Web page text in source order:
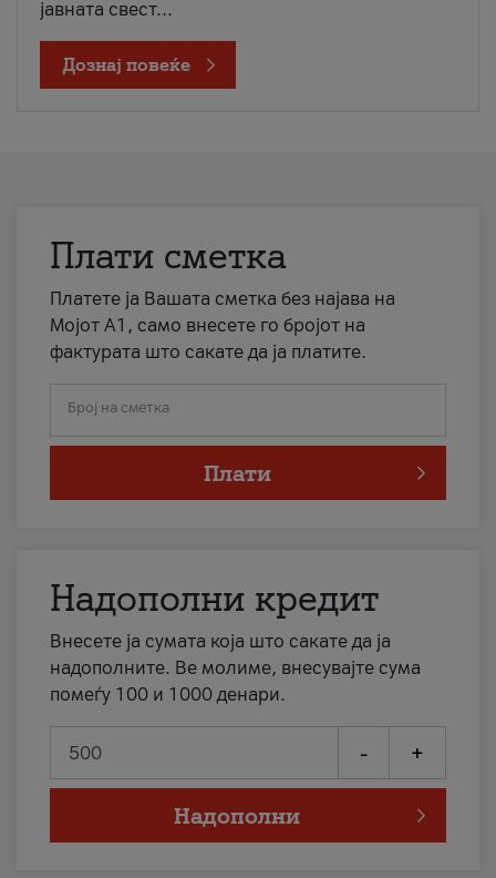
јавната свест...
Дознај повеќе
Плати сметка
Платете ја Вашата сметка без најава на
Мојот А1, само внесете го бројот на
фактурата што сакате да ја платите.
Број на сметка
Плати
Надополни кредит
Внесете ја сумата која што сакате да ја
надополните. Ве молиме, внесувајте сума
помеѓу 100 и 1000 денари.
- +
Надополни